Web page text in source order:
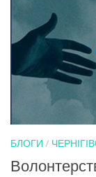
БЛОГИ /